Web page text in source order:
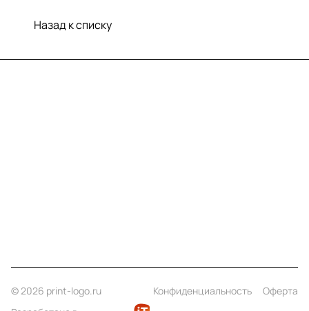
Назад к списку
© 2026 print-logo.ru Конфиденциальность
Оферта